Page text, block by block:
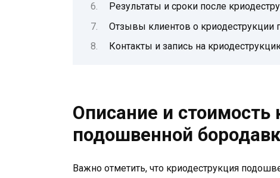
Результаты и сроки после
Отзывы клиентов о криодеструкции
Контакты и запись на
Описание и стоимость
подошвенной
Важно отметить, что криодеструкция